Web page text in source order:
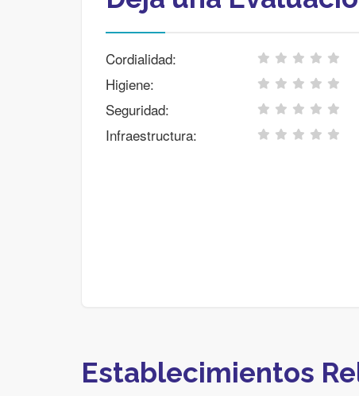
Cordialidad:
Higiene:
Seguridad:
Infraestructura:
Establecimientos